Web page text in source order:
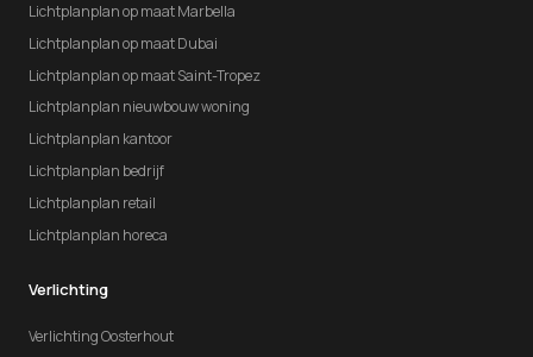
Lichtplanplan op maat Marbella
Lichtplanplan op maat Dubai
Lichtplanplan op maat Saint-Tropez
Lichtplanplan nieuwbouw woning
Lichtplanplan kantoor
Lichtplanplan bedrijf
Lichtplanplan retail
Lichtplanplan horeca
Verlichting
Verlichting Oosterhout